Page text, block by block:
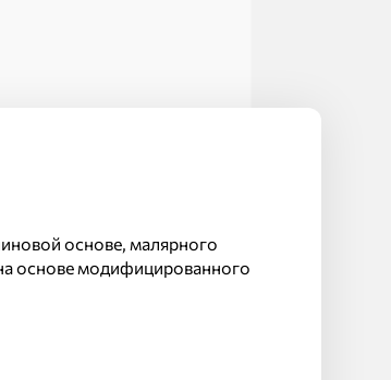
основе, малярного
основе модифицированного